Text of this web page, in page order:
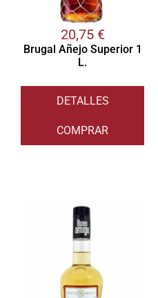
20,75 €
Brugal Añejo Superior 1
L.
DETALLES
COMPRAR